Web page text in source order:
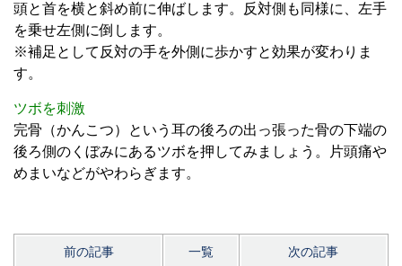
頭と首を横と斜め前に伸ばします。反対側も同様に、左手
を乗せ左側に倒します。
※補足として反対の手を外側に歩かすと効果が変わりま
す。
ツボを刺激
完骨（かんこつ）という耳の後ろの出っ張った骨の下端の
後ろ側のくぼみにあるツボを押してみましょう。片頭痛や
めまいなどがやわらぎます。
前の記事 一覧 次の記事